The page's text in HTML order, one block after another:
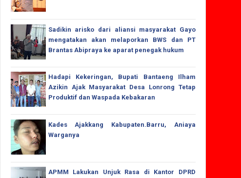
Sadikin arisko dari aliansi masyarakat Gayo
mengatakan akan melaporkan BWS dan PT
Brantas Abipraya ke aparat penegak hukum
Hadapi Kekeringan, Bupati Bantaeng Ilham
Azikin Ajak Masyarakat Desa Lonrong Tetap
Produktif dan Waspada Kebakaran
Kades Ajakkang Kabupaten.Barru, Aniaya
Warganya
APMM Lakukan Unjuk Rasa di Kantor DPRD